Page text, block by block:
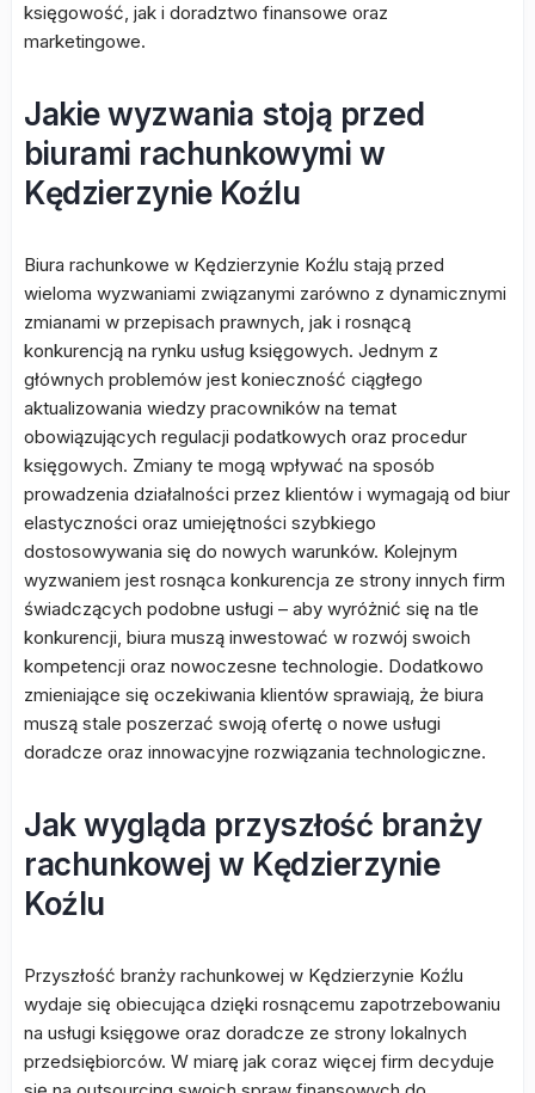
księgowość, jak i doradztwo finansowe oraz
marketingowe.
Jakie wyzwania stoją przed
biurami rachunkowymi w
Kędzierzynie Koźlu
Biura rachunkowe w Kędzierzynie Koźlu stają przed
wieloma wyzwaniami związanymi zarówno z dynamicznymi
zmianami w przepisach prawnych, jak i rosnącą
konkurencją na rynku usług księgowych. Jednym z
głównych problemów jest konieczność ciągłego
aktualizowania wiedzy pracowników na temat
obowiązujących regulacji podatkowych oraz procedur
księgowych. Zmiany te mogą wpływać na sposób
prowadzenia działalności przez klientów i wymagają od biur
elastyczności oraz umiejętności szybkiego
dostosowywania się do nowych warunków. Kolejnym
wyzwaniem jest rosnąca konkurencja ze strony innych firm
świadczących podobne usługi – aby wyróżnić się na tle
konkurencji, biura muszą inwestować w rozwój swoich
kompetencji oraz nowoczesne technologie. Dodatkowo
zmieniające się oczekiwania klientów sprawiają, że biura
muszą stale poszerzać swoją ofertę o nowe usługi
doradcze oraz innowacyjne rozwiązania technologiczne.
Jak wygląda przyszłość branży
rachunkowej w Kędzierzynie
Koźlu
Przyszłość branży rachunkowej w Kędzierzynie Koźlu
wydaje się obiecująca dzięki rosnącemu zapotrzebowaniu
na usługi księgowe oraz doradcze ze strony lokalnych
przedsiębiorców. W miarę jak coraz więcej firm decyduje